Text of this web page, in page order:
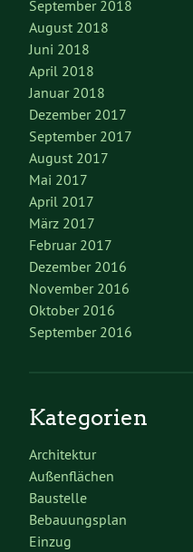
September 2018
August 2018
Juni 2018
April 2018
Januar 2018
Dezember 2017
September 2017
August 2017
Mai 2017
April 2017
März 2017
Februar 2017
Dezember 2016
November 2016
Oktober 2016
September 2016
Kategorien
Architektur
Außenflächen
Baustelle
Bebauungsplan
Einzug